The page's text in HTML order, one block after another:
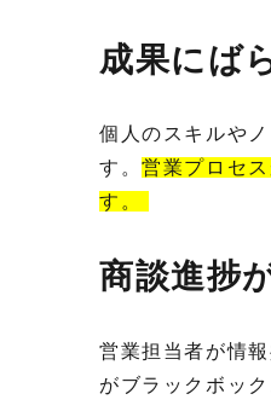
成果にば
個人のスキルや
す。営業プロセ
す。
商談進捗
営業担当者が情
がブラックボッ